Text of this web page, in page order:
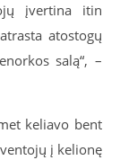
įvertina itin
atostogų
salą“, –
keliavo bent
į kelionę